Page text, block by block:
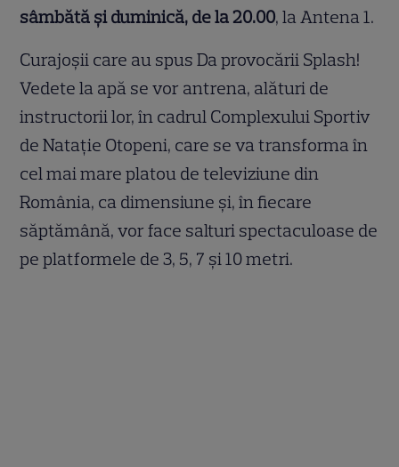
sâmbătă și duminică, de la 20.00, la Antena 1.
Curajoșii care au spus Da provocării Splash!
Vedete la apă se vor antrena, alături de
instructorii lor, în cadrul Complexului Sportiv
de Natație Otopeni, care se va transforma în
cel mai mare platou de televiziune din
România, ca dimensiune și, în fiecare
săptămână, vor face salturi spectaculoase de
pe platformele de 3, 5, 7 şi 10 metri.